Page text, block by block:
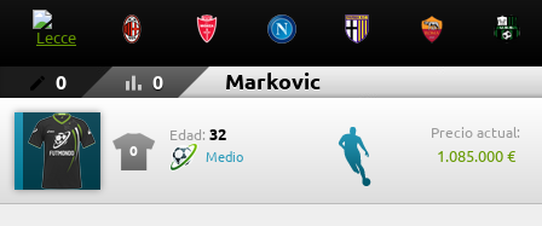
0 0 Markovic
0
Edad: 32
Medio
Precio actual:
1.085.000 €